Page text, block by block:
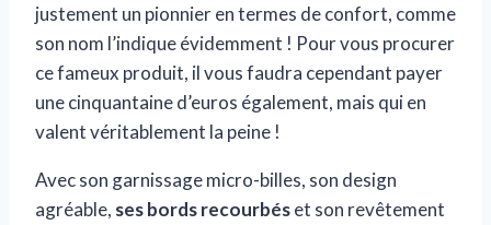
justement un pionnier en termes de confort, comme
son nom l’indique évidemment ! Pour vous procurer
ce fameux produit, il vous faudra cependant payer
une cinquantaine d’euros également, mais qui en
valent véritablement la peine !
Avec son garnissage micro-billes, son design
agréable, ses bords recourbéset son revêtement